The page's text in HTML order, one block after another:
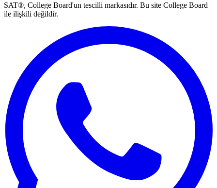
SAT®, College Board'un tescilli markasıdır. Bu site College Board
ile ilişkili değildir.